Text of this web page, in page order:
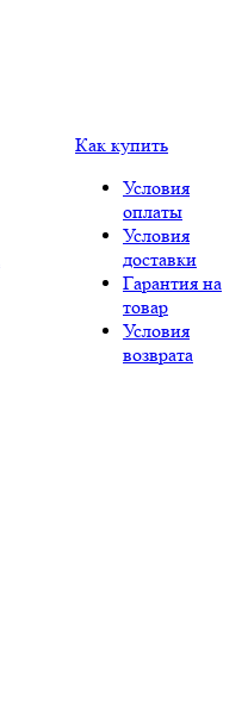
Как купить
Условия
оплаты
Условия
доставки
Гарантия на
товар
Условия
возврата